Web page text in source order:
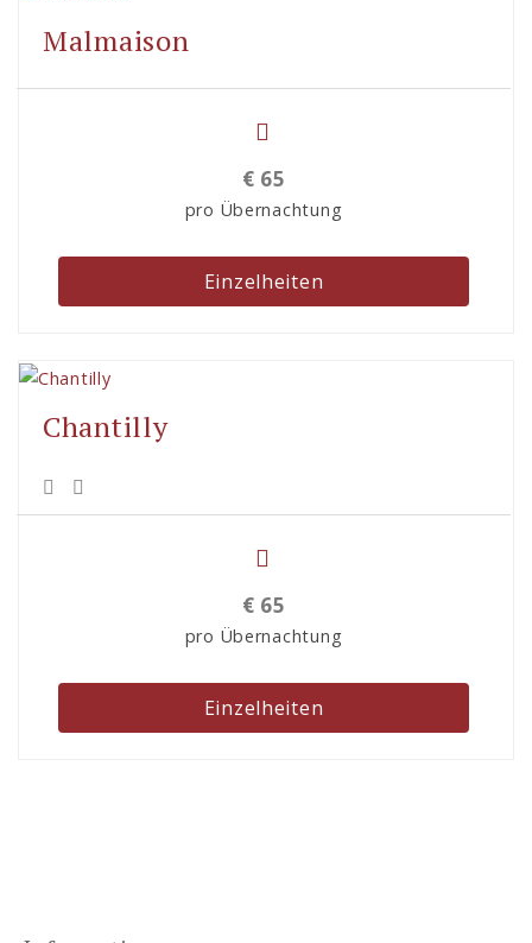
Malmaison
€ 65
pro Übernachtung
Einzelheiten
Chantilly
€ 65
pro Übernachtung
Einzelheiten